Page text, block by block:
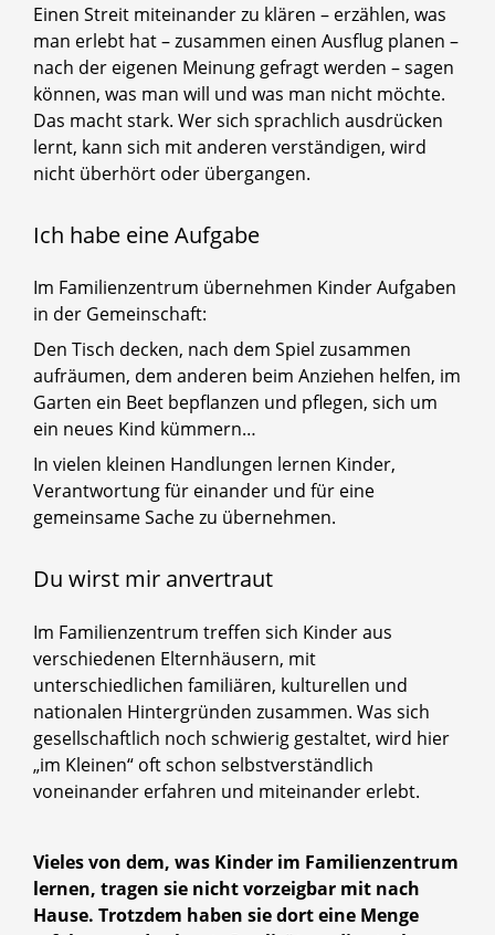
Einen Streit miteinander zu klären – erzählen, was
man erlebt hat – zusammen einen Ausflug planen –
nach der eigenen Meinung gefragt werden – sagen
können, was man will und was man nicht möchte.
Das macht stark. Wer sich sprachlich ausdrücken
lernt, kann sich mit anderen verständigen, wird
nicht überhört oder übergangen.
Ich habe eine Aufgabe
Im Familienzentrum übernehmen Kinder Aufgaben
in der Gemeinschaft:
Den Tisch decken, nach dem Spiel zusammen
aufräumen, dem anderen beim Anziehen helfen, im
Garten ein Beet bepflanzen und pflegen, sich um
ein neues Kind kümmern…
In vielen kleinen Handlungen lernen Kinder,
Verantwortung für einander und für eine
gemeinsame Sache zu übernehmen.
Du wirst mir anvertraut
Im Familienzentrum treffen sich Kinder aus
verschiedenen Elternhäusern, mit
unterschiedlichen familiären, kulturellen und
nationalen Hintergründen zusammen. Was sich
gesellschaftlich noch schwierig gestaltet, wird hier
„im Kleinen“ oft schon selbstverständlich
voneinander erfahren und miteinander erlebt.
Vieles von dem, was Kinder im Familienzentrum
lernen, tragen sie nicht vorzeigbar mit nach
Hause. Trotzdem haben sie dort eine Menge